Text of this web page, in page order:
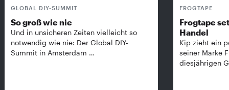
GLOBAL DIY-SUMMIT
So groß wie nie
Und in unsicheren Zeiten vielleicht so
notwendig wie nie: Der Global DIY-
Summit in Amsterdam …
FROGTAPE
Frogtape
Handel
Kip zieht ein
seiner Marke
diesjährigen